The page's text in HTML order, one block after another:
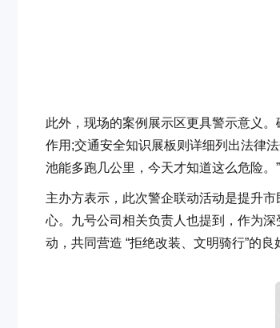
此外，现场的案例展示区更具警示意义
作用;交通安全知识展板则详细列出法律
池能多跑几公里，今天才知道这么危险
主办方表示，此次警企联动活动是提升
心。九号公司相关负责人也提到，作为
动，共同营造 “拒绝改装、文明骑行”的